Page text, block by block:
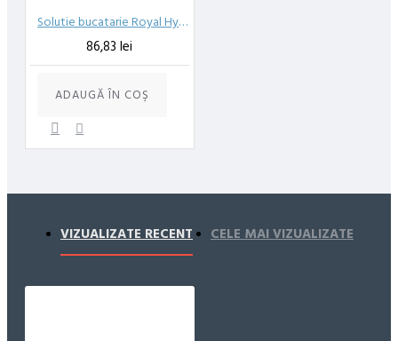
Solutie bucatarie Royal Hygiene 5L
86,83 lei
ADAUGĂ ÎN COŞ
VIZUALIZATE RECENT CELE MAI VIZUALIZATE